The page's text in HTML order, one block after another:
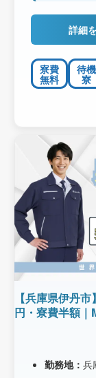
詳細
寮費
無料
待機
寮
【兵庫県伊丹
円・寮費半額
勤務地： 兵